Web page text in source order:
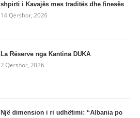
shpirti i Kavajës mes traditës dhe finesës
14 Qershor, 2026
La Réserve nga Kantina DUKA
2 Qershor, 2026
Një dimension i ri udhëtimi: “Albania po